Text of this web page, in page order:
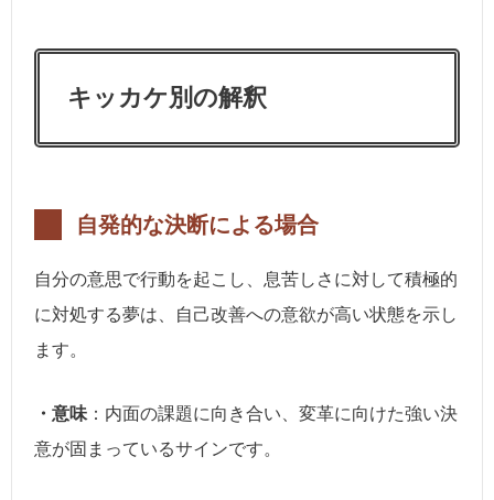
キッカケ別の解釈
自発的な決断による場合
自分の意思で行動を起こし、息苦しさに対して積極的
に対処する夢は、自己改善への意欲が高い状態を示し
ます。
・意味 ：内面の課題に向き合い、変革に向けた強い決
意が固まっているサインです。